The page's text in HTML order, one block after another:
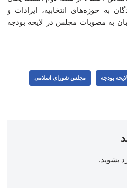
به حوزه‌های انتخابیه، ایرادات و
به مصوبات مجلس در لایحه بودجه
لایحه بودجه مجلس شورای اسلامی
بشوید.